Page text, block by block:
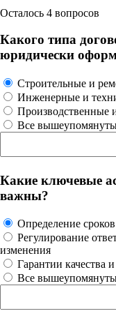
Осталось 4 вопросов
Какого типа
юридически
Строительные и
Инженерные и
Производственные
Все
Какие ключевые
важны?
Определение
Регулирование
изменения
Гарантии качества
Все